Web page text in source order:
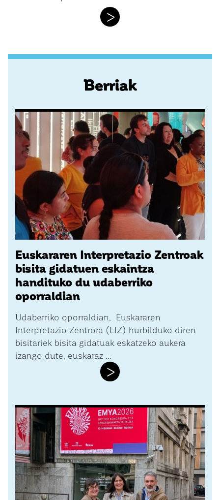
>
Berriak
Euskararen Interpretazio Zentroak
bisita gidatuen eskaintza
handituko du udaberriko
oporraldian
Udaberriko oporraldian, Euskararen
Interpretazio Zentrora (EIZ) hurbilduko diren
bisitariek bisita gidatuak eskatzeko aukera
izango dute, euskaraz ...
>